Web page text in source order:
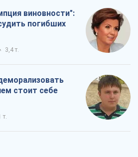
виновности":
погибших
3,4 т.
стоит себе
т.